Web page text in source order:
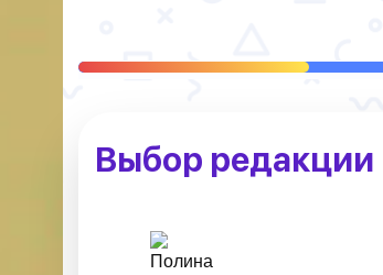
Выбор редакции